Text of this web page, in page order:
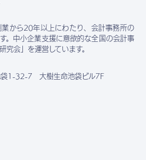
から20年以上にわたり、会計事務所の
。中小企業支援に意欲的な全国の会計事
究会」を運営しています。
1-32-7 大樹生命池袋ビル7F